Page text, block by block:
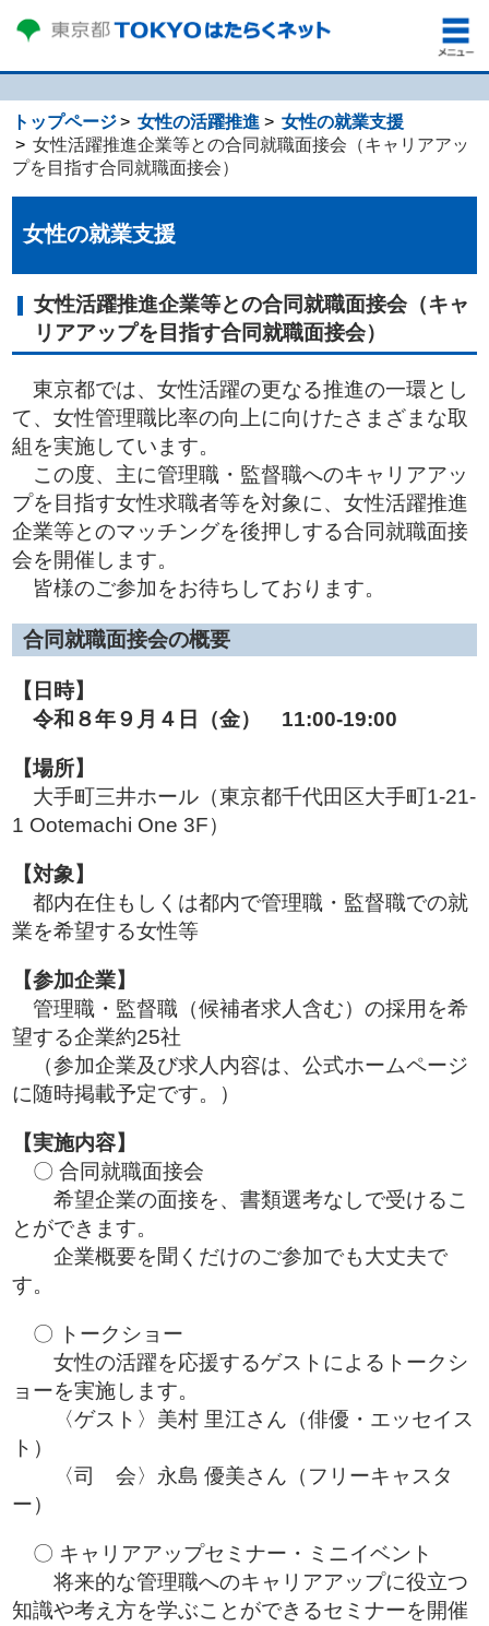
トップページ 女性の活躍推進
女性の就業支援
女性活躍推進企業等との合同就職面接会（キャリアアッ
プを目指す合同就職面接会）
女性の就業支援
女性活躍推進企業等との合同就職面接会（キャ
リアアップを目指す合同就職面接会）
東京都では、女性活躍の更なる推進の一環とし
て、女性管理職比率の向上に向けたさまざまな取
組を実施しています。
この度、主に管理職・監督職へのキャリアアッ
プを目指す女性求職者等を対象に、女性活躍推進
企業等とのマッチングを後押しする合同就職面接
会を開催します。
皆様のご参加をお待ちしております。
合同就職面接会の概要
【日時】
令和８年９月４日（金） 11:00-19:00
【場所】
大手町三井ホール（東京都千代田区大手町1-21-
1 Ootemachi One 3F）
【対象】
都内在住もしくは都内で管理職・監督職での就
業を希望する女性等
【参加企業】
管理職・監督職（候補者求人含む）の採用を希
望する企業約25社
（参加企業及び求人内容は、公式ホームページ
に随時掲載予定です。）
【実施内容】
〇 合同就職面接会
希望企業の面接を、書類選考なしで受けるこ
とができます。
企業概要を聞くだけのご参加でも大丈夫で
す。
〇 トークショー
女性の活躍を応援するゲストによるトークシ
ョーを実施します。
〈ゲスト〉美村 里江さん（俳優・エッセイス
ト）
〈司 会〉永島 優美さん（フリーキャスタ
ー）
〇 キャリアアップセミナー・ミニイベント
将来的な管理職へのキャリアアップに役立つ
知識や考え方を学ぶことができるセミナーを開催